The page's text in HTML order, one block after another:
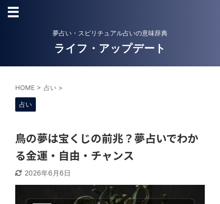
夢占い・スピリチュアル占いの意味辞典
ライフ・アップデート
HOME > 占い >
占い
鳥の夢は宝くじの前兆？夢占いでわか
る金運・自由・チャンス
2026年6月6日